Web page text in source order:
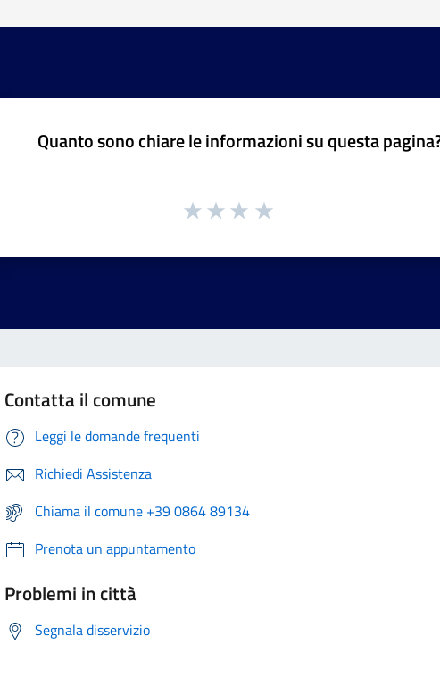
Quanto sono chiare le informazioni su questa
Contatta il comune
Leggi le domande frequenti
Richiedi Assistenza
Chiama il comune +39 0864 89134
Prenota un appuntamento
Problemi in città
Segnala disservizio